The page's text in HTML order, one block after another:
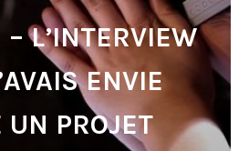
– L’INTERVIEW
ENVIE
UN PROJET